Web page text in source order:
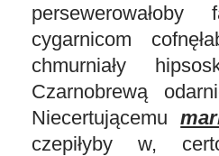
persewerowałoby
cygarnicom
chmurniały
Czarnobrewą
Niecertującemu
czepiłyby w,